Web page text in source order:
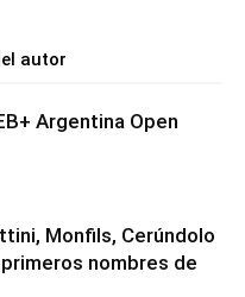
autor
Argentina Open
Monfils, Cerúndolo
nombres de